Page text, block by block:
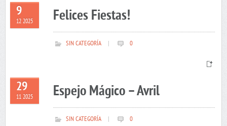
9
12 2025 Felices Fiestas!
SIN CATEGORÍA 0
29
11 2025 Espejo Mágico – Avril
SIN CATEGORÍA 0